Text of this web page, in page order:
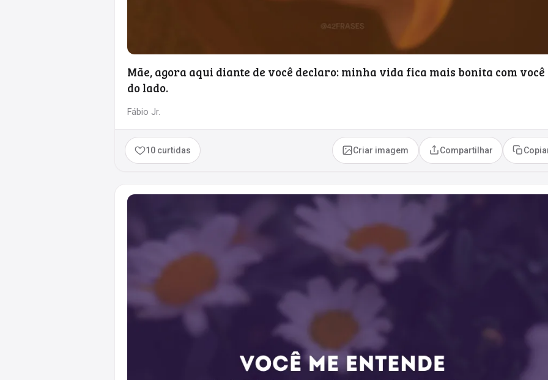
Mãe, agora aqui diante de você declaro: minha vida fica mais bonita com você
do lado.
Fábio Jr.
10 curtidas Criar imagem Compartilhar